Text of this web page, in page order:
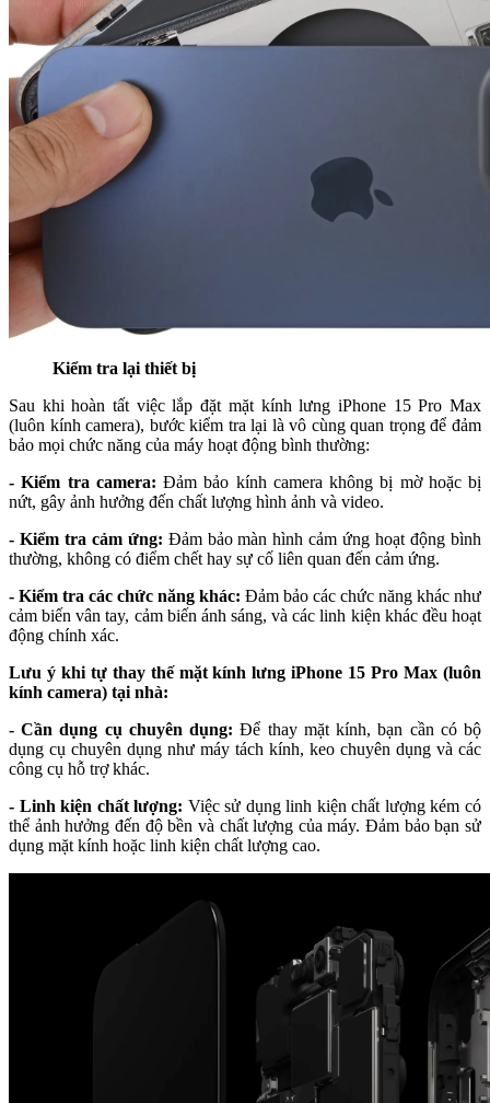
Kiểm tra lại thiết bị
Sau khi hoàn tất việc lắp đặt mặt kính lưng iPhone 15 Pro Max
(luôn kính camera), bước kiểm tra lại là vô cùng quan trọng để đảm
bảo mọi chức năng của máy hoạt động bình thường:
- Kiểm tra camera: Đảm bảo kính camera không bị mờ hoặc bị
nứt, gây ảnh hưởng đến chất lượng hình ảnh và video.
- Kiểm tra cảm ứng: Đảm bảo màn hình cảm ứng hoạt động bình
thường, không có điểm chết hay sự cố liên quan đến cảm ứng.
- Kiểm tra các chức năng khác: Đảm bảo các chức năng khác như
cảm biến vân tay, cảm biến ánh sáng, và các linh kiện khác đều hoạt
động chính xác.
Lưu ý khi tự thay thế mặt kính lưng iPhone 15 Pro Max (luôn
kính camera) tại nhà:
- Cần dụng cụ chuyên dụng: Để thay mặt kính, bạn cần có bộ
dụng cụ chuyên dụng như máy tách kính, keo chuyên dụng và các
công cụ hỗ trợ khác.
- Linh kiện chất lượng: Việc sử dụng linh kiện chất lượng kém có
thể ảnh hưởng đến độ bền và chất lượng của máy. Đảm bảo bạn sử
dụng mặt kính hoặc linh kiện chất lượng cao.